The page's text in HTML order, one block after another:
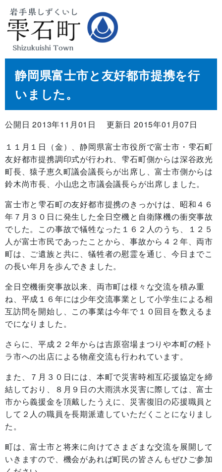
静岡県富士市と友好都市提携を行
いました。
公開日 2013年11月01日
更新日 2015年01月07日
１１月１日（金）、静岡県富士市役所で富士市・雫石町
友好都市提携調印式が行われ、雫石町側からは深谷政光
町長、猿子恵久町議会議長らが出席し、富士市側からは
鈴木尚市長、小山忠之市議会議長らが出席しました。
富士市と雫石町の友好都市提携のきっかけは、昭和４６
年７月３０日に発生した全日空機と自衛隊機の衝突事故
でした。この事故で犠牲なった１６２人のうち、１２５
人が富士市民であったことから、事故から４２年、両市
町は、ご遺族と共に、犠牲者の慰霊を通じ、今日までこ
の長い年月を歩んできました。
全日空機衝突事故以来、両市町は様々な交流を積み重
ね、平成１６年には少年交流事業として小学生による相
互訪問を開始し、この事業は今年で１０回目を数えるま
でになりました。
さらに、平成２２年からは吉原宿場まつりや本町の軽ト
ラ市への出店による物産交流も行われています。
また、７月３０日には、本町で災害時相互応援協定を締
結しており、８月９日の大雨洪水災害に際しては、富士
市から義援金を頂戴したうえに、災害復旧の応援職員と
して２人の職員を長期派遣していただくことになりまし
た。
町は、富士市と将来に向けてさまざまな交流を展開して
いきますので、機会があれば町民の皆さんもぜひご参加